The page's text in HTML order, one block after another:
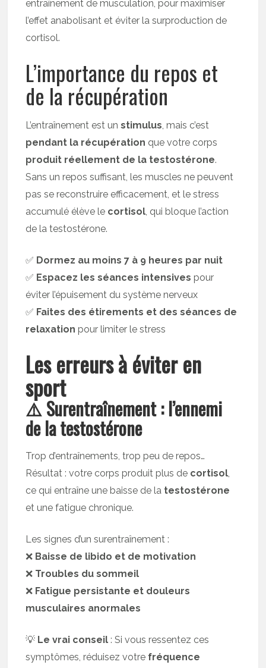
entraînement de musculation, pour maximiser
l’effet anabolisant et éviter la surproduction de
cortisol.
L’importance du repos et
de la récupération
L’entraînement est unstimulus, mais c’est
pendant la récupération que votre corps
produit réellement de la testostérone.
Sans un repos suffisant, les muscles ne peuvent
pas se reconstruire efficacement, et le stress
accumulé élève le cortisol, qui bloque l’action
de la testostérone.
✅ Dormez au moins 7 à 9 heures par nuit
✅ Espacez les séances intensives pour
éviter l’épuisement du système nerveux
✅ Faites des étirements et des séances de
relaxation pour limiter le stress
Les erreurs à éviter en
sport
⚠️ Surentraînement : l’ennemi
de la testostérone
Trop d’entraînements, trop peu de repos…
Résultat : votre corps produit plus de cortisol,
ce qui entraîne une baisse de la testostérone
et une fatigue chronique.
Les signes d’un surentraînement :
❌ Baisse de libido et de motivation
❌ Troubles du sommeil
❌ Fatigue persistante et douleurs
musculaires anormales
💡 Le vrai conseil : Si vous ressentez ces
symptômes, réduisez votre fréquence